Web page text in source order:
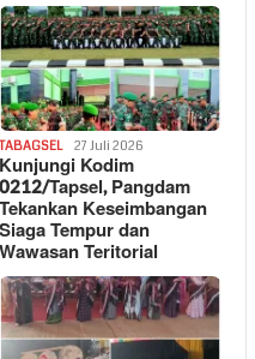
TABAGSEL 27 Juli 2026
Kunjungi Kodim
0212/Tapsel, Pangdam
Tekankan Keseimbangan
Siaga Tempur dan
Wawasan Teritorial